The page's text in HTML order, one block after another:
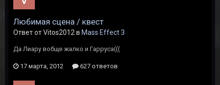
Любимая сцена / квест
Ответ от Vitos2012 в Mass Effect 3
Да Лиару вобще жалко и Гарруса(((
17 марта, 2012 627 ответов